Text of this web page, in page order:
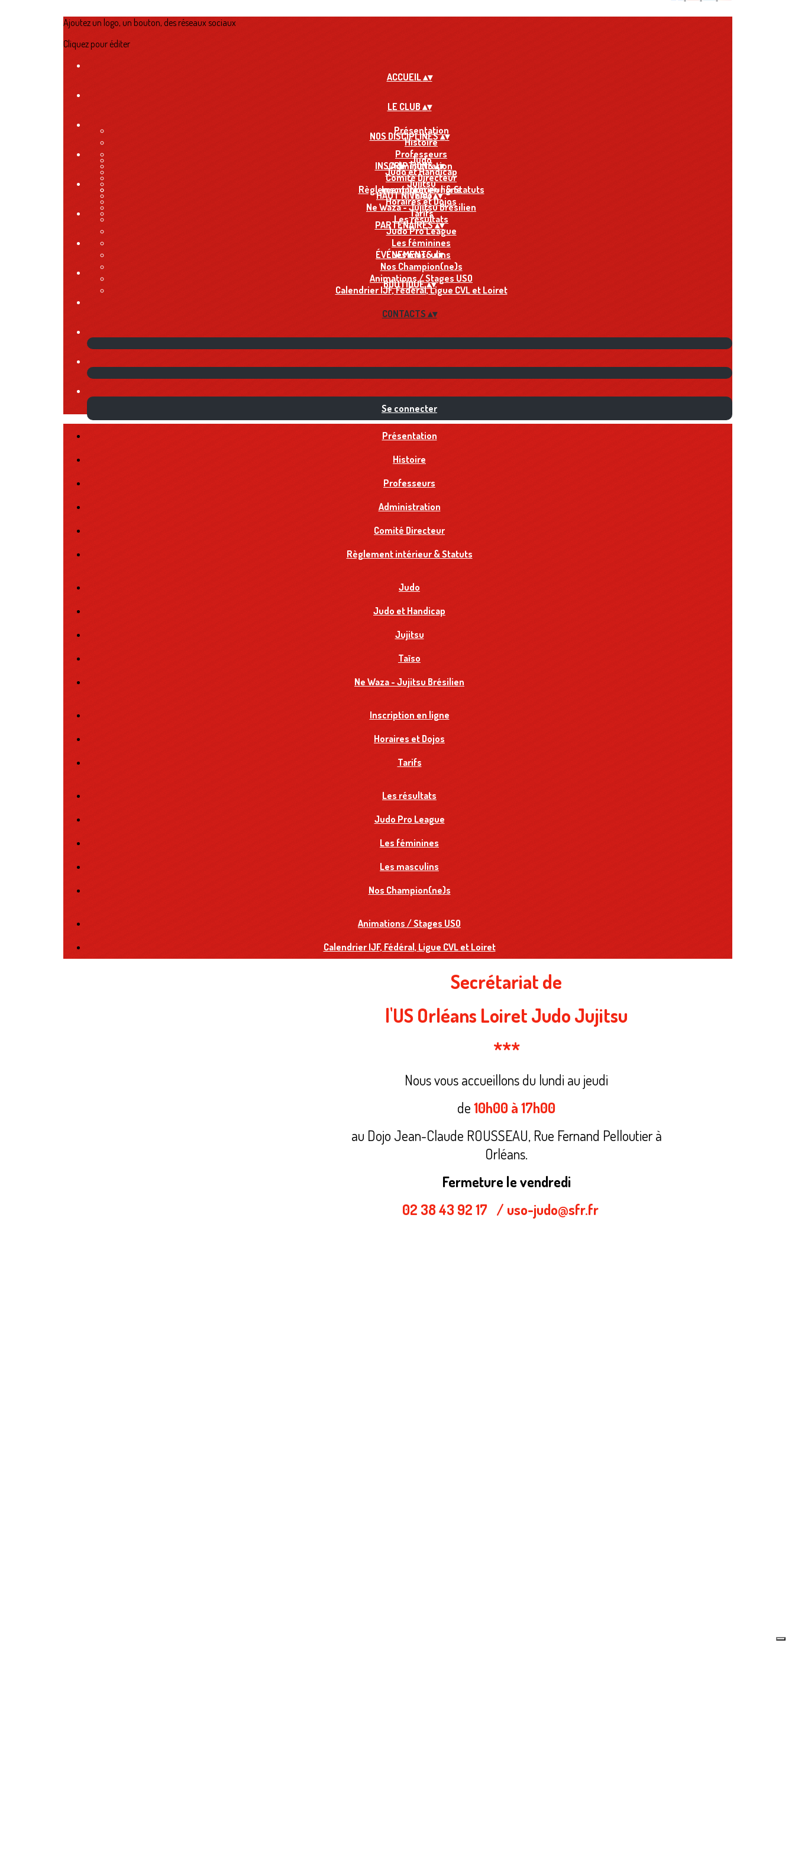
Ajoutez un logo, un bouton, des réseaux sociaux
Cliquez pour éditer
ACCUEIL▴▾
LE CLUB ▴▾
Présentation
Histoire
Professeurs
Administration
Comité Directeur
Règlement intérieur & Statuts
NOS DISCIPLINES▴▾
Judo
Judo et Handicap
Jujitsu
Taïso
Ne Waza - Jujitsu Brésilien
INSCRIPTIONS▴▾
Inscription en ligne
Horaires et Dojos
Tarifs
HAUT NIVEAU▴▾
Les résultats
Judo Pro League
Les féminines
Les masculins
Nos Champion(ne)s
PARTENAIRES▴▾
ÉVÉNEMENTS▴▾
Animations / Stages USO
Calendrier IJF, Fédéral, Ligue CVL et Loiret
BOUTIQUE▴▾
CONTACTS ▴▾
Se connecter
Présentation
Histoire
Professeurs
Administration
Comité Directeur
Règlement intérieur & Statuts
Judo
Judo et Handicap
Jujitsu
Taïso
Ne Waza - Jujitsu Brésilien
Inscription en ligne
Horaires et Dojos
Tarifs
Les résultats
Judo Pro League
Les féminines
Les masculins
Nos Champion(ne)s
Animations / Stages USO
Calendrier IJF, Fédéral, Ligue CVL et Loiret
Secrétariat de
l'US Orléans Loiret Judo Jujitsu
***
Nous vous accueillons du lundi au jeudi
de10h00 à 17h00
au Dojo Jean-Claude ROUSSEAU, Rue Fernand Pelloutier à
Orléans.
Fermeture le vendredi
02 38 43 92 17 / uso-judo@sfr.fr